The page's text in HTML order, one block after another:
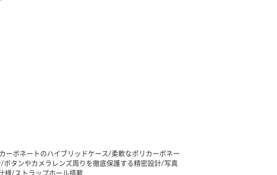
ーボネートのハイブリッドケース/柔軟なポリカーボネー
タンやカメラレンズ周りを徹底保護する精密設計/写真
様/ストラップホール搭載